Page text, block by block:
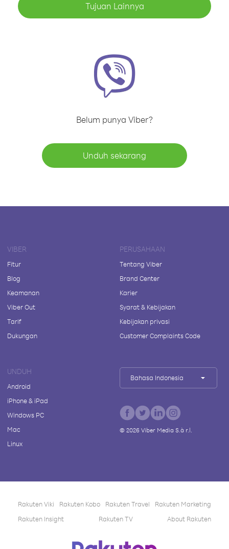
Tujuan Lainnya
Belum punya Viber?
Unduh sekarang
VIBER
Fitur
Blog
Keamanan
Viber Out
Tarif
Dukungan
PERUSAHAAN
Tentang Viber
Brand Center
Karier
Syarat & Kebijakan
Kebijakan privasi
Customer Complaints Code
UNDUH
Android
iPhone & iPad
Windows PC
Mac
Linux
Bahasa Indonesia
© 2026Viber Media S.à r.l.
Rakuten Viki Rakuten Kobo Rakuten Travel
Rakuten Marketing
Rakuten Insight
Rakuten TV About Rakuten